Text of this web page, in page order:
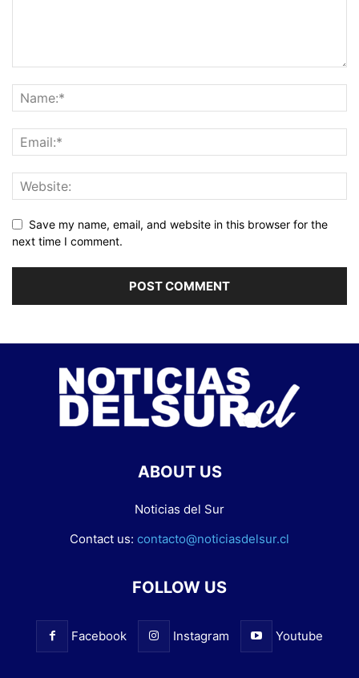
Save my name, email, and website in this browser for the
next time I comment.
ABOUT US
Noticias del Sur
Contact us: contacto@noticiasdelsur.cl
FOLLOW US
Facebook Instagram Youtube